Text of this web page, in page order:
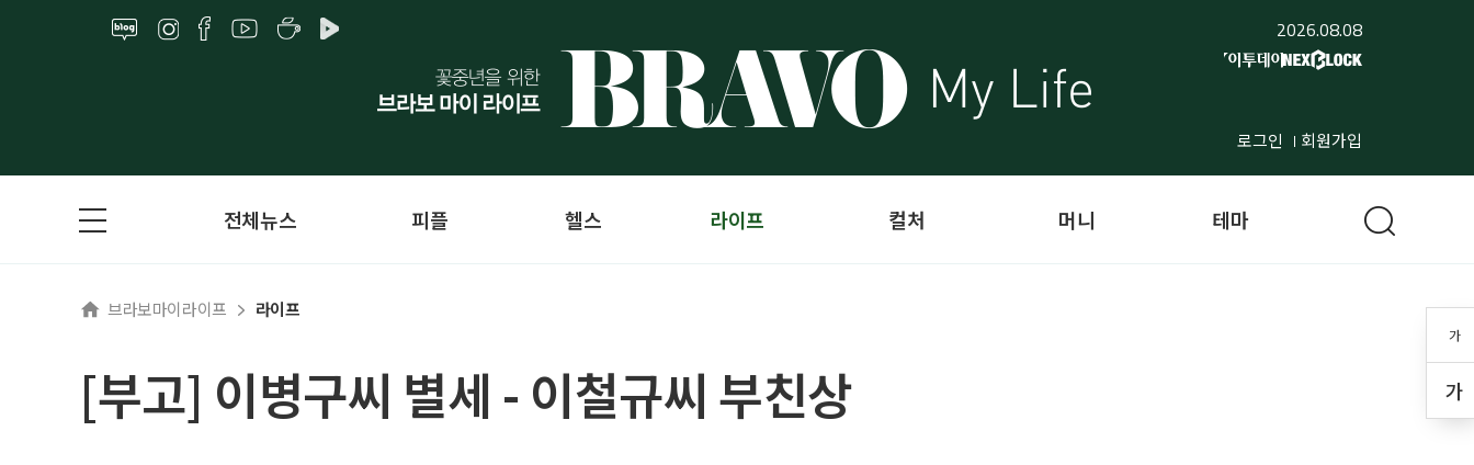
2026.08.08
로그인 회원가입
가
가
전체뉴스 피플 헬스 라이프 컬처 머니 테마
브라보마이라이프 라이프
[부고] 이병구씨 별세 - 이철규씨 부친상